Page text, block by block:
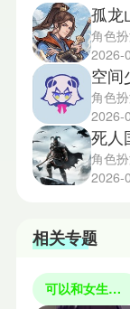
角色
2026-
角色
2026-
角色
2026-
相关专题
可以和女生互动的游戏